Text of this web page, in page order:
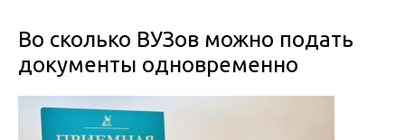
Во сколько ВУЗов можно подать
документы одновременно